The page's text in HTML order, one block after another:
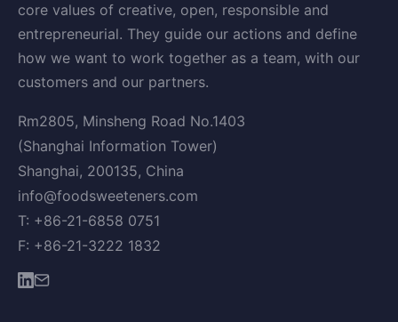
core values of creative, open, responsible and
entrepreneurial. They guide our actions and define
how we want to work together as a team, with our
customers and our partners.
Rm2805, Minsheng Road No.1403
(Shanghai Information Tower)
Shanghai, 200135, China
info@foodsweeteners.com
T: +86-21-6858 0751
F: +86-21-3222 1832